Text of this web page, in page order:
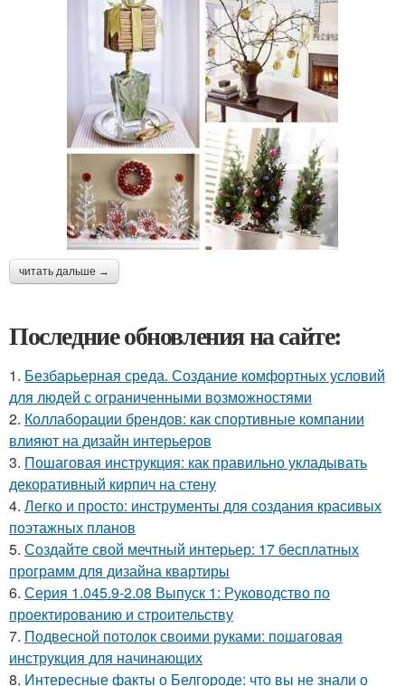
читать дальше →
Последние обновления на сайте:
1. Безбарьерная среда. Создание комфортных условий
для людей с ограниченными возможностями
2. Коллаборации брендов: как спортивные компании
влияют на дизайн интерьеров
3. Пошаговая инструкция: как правильно укладывать
декоративный кирпич на стену
4. Легко и просто: инструменты для создания красивых
поэтажных планов
5. Создайте свой мечтный интерьер: 17 бесплатных
программ для дизайна квартиры
6. Серия 1.045.9-2.08 Выпуск 1: Руководство по
проектированию и строительству
7. Подвесной потолок своими руками: пошаговая
инструкция для начинающих
8. Интересные факты о Белгороде: что вы не знали о